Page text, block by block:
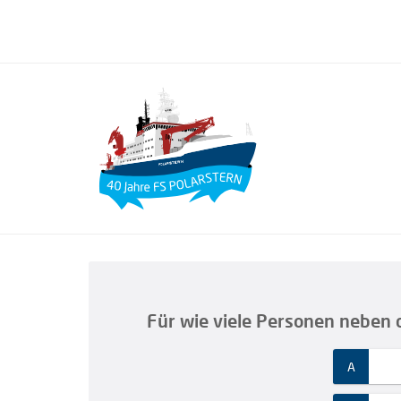
Für wie viele Personen
A